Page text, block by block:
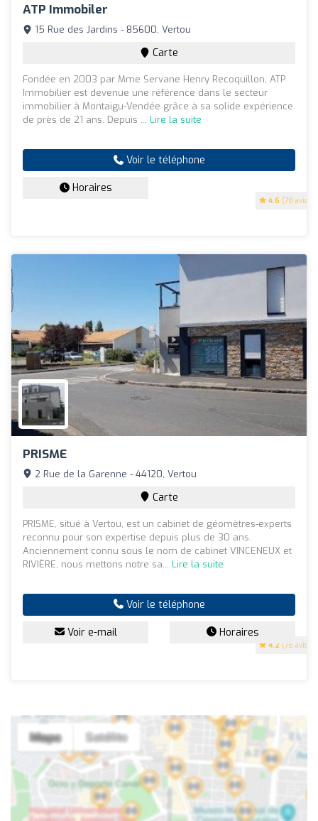
ATP Immobiler
4.6 (78 avis)
15 Rue des Jardins - 85600, Vertou
Carte
Fondée en 2003 par Mme Servane Henry Recoquillon, ATP
Immobilier est devenue une référence dans le secteur
immobilier à Montaigu-Vendée grâce à sa solide expérience
de près de 21 ans. Depuis ... Lire la suite
Voir le téléphone
Horaires
PRISME
4.2 (76 avis)
2 Rue de la Garenne - 44120, Vertou
Carte
PRISME, situé à Vertou, est un cabinet de géomètres-experts
reconnu pour son expertise depuis plus de 30 ans.
Anciennement connu sous le nom de cabinet VINCENEUX et
RIVIÈRE, nous mettons notre sa... Lire la suite
Voir le téléphone
Voir e-mail Horaires